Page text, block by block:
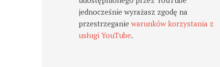
jednocześnie wyrażasz zgodę na
przestrzeganiewarunków korzystania z
usługi YouTube.